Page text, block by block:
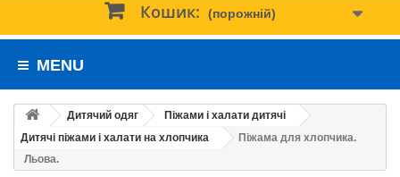
Кошик: (порожній)
MENU
Дитячий одяг
Піжами і халати дитячі
Дитячі піжами і халати на хлопчика
Піжама для хлопчика.
Льова.